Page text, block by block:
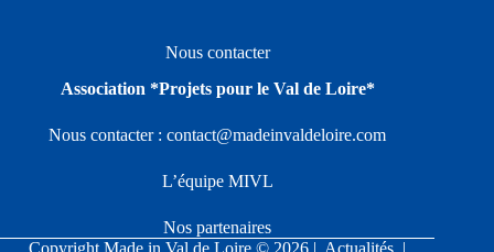
Nous contacter
Association *Projets pour le Val de Loire*
Nous contacter :contact@madeinvaldeloire.com
L’équipe MIVL
Nos partenaires
Copyright Made in Val de Loire © 2026 | Actualités |